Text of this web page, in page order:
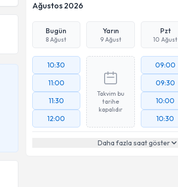
Ağustos 2026
Bugün
8 Ağust
Yarın
9 Ağust
Pzt
10 Ağust
10:30
11:00
11:30
12:00
Takvim bu
tarihe
kapalıdır
09:00
09:30
10:00
10:30
Daha fazla saat göster